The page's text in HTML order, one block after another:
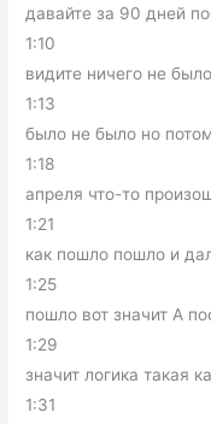
давайте за 90 дней
1:10
видите ничего не
1:13
было не было но
1:18
апреля что-то
1:21
как пошло пошло и
1:25
пошло вот значит А
1:29
значит логика такая
1:31